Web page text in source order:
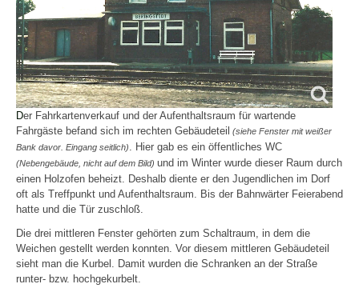
Der Fahrkartenverkauf und der Aufenthaltsraum für wartende
Fahrgäste befand sich im rechten Gebäudeteil (siehe Fenster mit weißer
Bank davor. Eingang seitlich)
. Hier gab es ein öffentliches WC
(Nebengebäude, nicht auf dem Bild) und im Winter wurde dieser Raum durch
einen Holzofen beheizt. Deshalb diente er den Jugendlichen im Dorf
oft als Treffpunkt und Aufenthaltsraum. Bis der Bahnwärter Feierabend
hatte und die Tür zuschloß.
Die drei mittleren Fenster gehörten zum Schaltraum, in dem die
Weichen gestellt werden konnten. Vor diesem mittleren Gebäudeteil
sieht man die Kurbel. Damit wurden die Schranken an der Straße
runter- bzw. hochgekurbelt.